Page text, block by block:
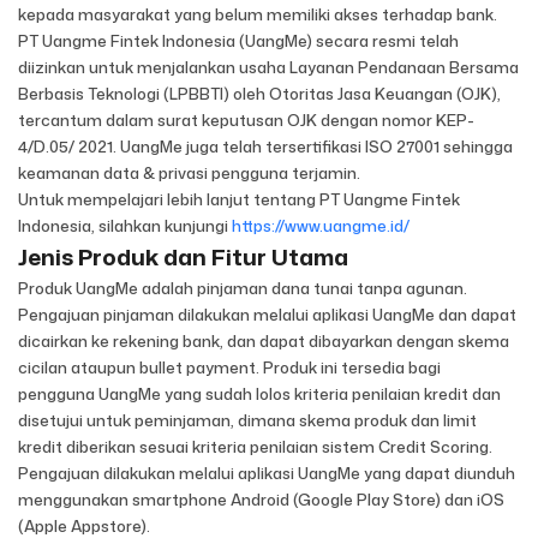
kepada masyarakat yang belum memiliki akses terhadap bank.
PT Uangme Fintek Indonesia (UangMe) secara resmi telah
diizinkan untuk menjalankan usaha Layanan Pendanaan Bersama
Berbasis Teknologi (LPBBTI) oleh Otoritas Jasa Keuangan (OJK),
tercantum dalam surat keputusan OJK dengan nomor KEP-
4/D.05/ 2021. UangMe juga telah tersertifikasi ISO 27001 sehingga
keamanan data & privasi pengguna terjamin.
Untuk mempelajari lebih lanjut tentang PT Uangme Fintek
Indonesia, silahkan kunjungi https://www.uangme.id/
Jenis Produk dan Fitur Utama
Produk UangMe adalah pinjaman dana tunai tanpa agunan.
Pengajuan pinjaman dilakukan melalui aplikasi UangMe dan dapat
dicairkan ke rekening bank, dan dapat dibayarkan dengan skema
cicilan ataupun bullet payment. Produk ini tersedia bagi
pengguna UangMe yang sudah lolos kriteria penilaian kredit dan
disetujui untuk peminjaman, dimana skema produk dan limit
kredit diberikan sesuai kriteria penilaian sistem Credit Scoring.
Pengajuan dilakukan melalui aplikasi UangMe yang dapat diunduh
menggunakan smartphone Android (Google Play Store) dan iOS
(Apple Appstore).